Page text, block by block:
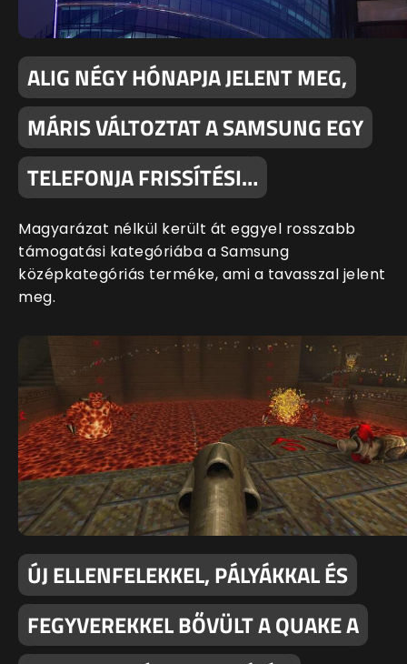
ALIG NÉGY HÓNAPJA JELENT MEG,
MÁRIS VÁLTOZTAT A SAMSUNG EGY
TELEFONJA FRISSÍTÉSI…
Magyarázat nélkül került át eggyel rosszabb
támogatási kategóriába a Samsung
középkategóriás terméke, ami a tavasszal jelent
meg.
ÚJ ELLENFELEKKEL, PÁLYÁKKAL ÉS
FEGYVEREKKEL BŐVÜLT A QUAKE A